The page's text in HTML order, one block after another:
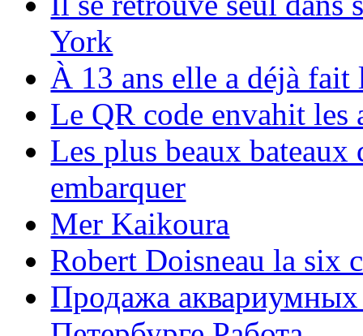
York
À 13 ans elle a déjà
Le QR code envahit les
Les plus beaux bateaux
embarquer
Mer Kaikoura
Robert Doisneau la six
Продажа аквариумных